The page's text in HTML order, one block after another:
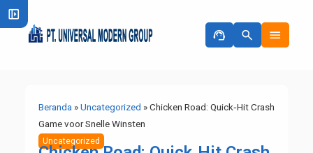
support_agent search menu
Beranda »Uncategorized »Chicken Road: Quick‑Hit Crash
Game voor Snelle Winsten
Uncategorized
left_panel_open